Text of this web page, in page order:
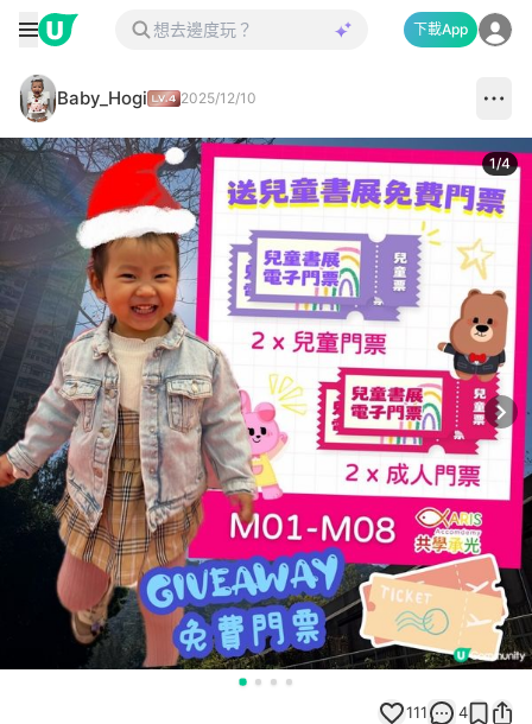
下載App
Baby_Hogi 2025/12/10
1/4
111 4